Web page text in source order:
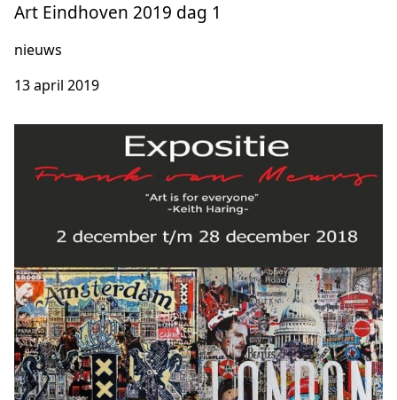
Art Eindhoven 2019 dag 1
nieuws
13 april 2019